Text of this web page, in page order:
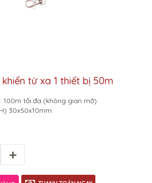
từ xa 1 thiết bị 50m
100m tối đa (không gian mở)
30x50x10mm
+